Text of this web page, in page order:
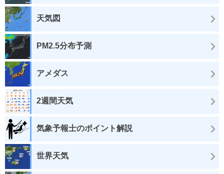
天気図
PM2.5分布予測
アメダス
2週間天気
気象予報士のポイント解説
世界天気